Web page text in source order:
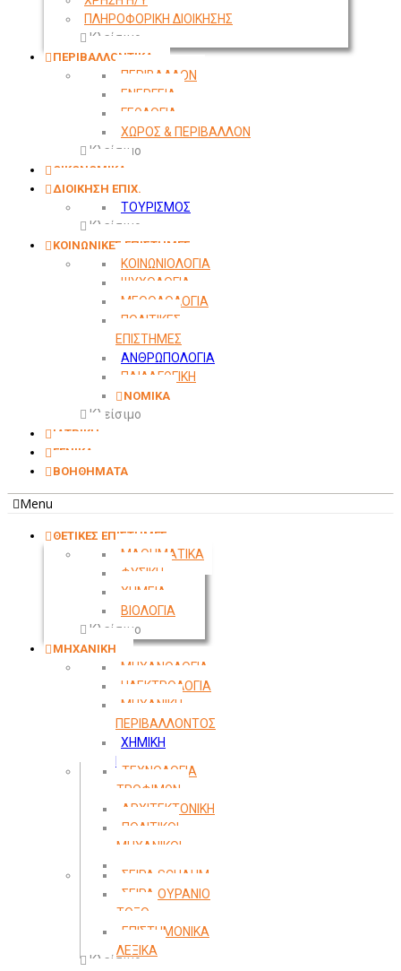
ΠΛΗΡΟΦΟΡΙΚΗ ΔΙΟΙΚΗΣΗΣ
Κλείσιμο
ΠΕΡΙΒΑΛΛΟΝΤΙΚΑ
ΠΕΡΙΒΑΛΛΟΝ
ΕΝΕΡΓΕΙΑ
ΓΕΩΛΟΓΙΑ
ΧΩΡΟΣ & ΠΕΡΙΒΑΛΛΟΝ
Κλείσιμο
ΟΙΚΟΝΟΜΙΚΑ
ΔΙΟΙΚΗΣΗ ΕΠΙΧ.
ΤΟΥΡΙΣΜΟΣ
Κλείσιμο
ΚΟΙΝΩΝΙΚΕΣ ΕΠΙΣΤΗΜΕΣ
ΚΟΙΝΩΝΙΟΛΟΓΙΑ
ΨΥΧΟΛΟΓΙΑ
ΜΕΘΟΔΟΛΟΓΙΑ
ΠΟΛΙΤΙΚΕΣ
ΕΠΙΣΤΗΜΕΣ
ΑΝΘΡΩΠΟΛΟΓΙΑ
ΠΑΙΔΑΓΩΓΙΚΗ
ΝΟΜΙΚΑ
Κλείσιμο
ΙΑΤΡΙΚΗ
ΓΕΝΙΚΑ
ΒΟΗΘΗΜΑΤΑ
Menu
ΘΕΤΙΚΕΣ ΕΠΙΣΤΗΜΕΣ
ΜΑΘΗΜΑΤΙΚΑ
ΦΥΣΙΚΗ
ΧΗΜΕΙΑ
ΒΙΟΛΟΓΙΑ
Κλείσιμο
ΜΗΧΑΝΙΚΗ
ΜΗΧΑΝΟΛΟΓΙΑ
ΗΛΕΚΤΡΟΛΟΓΙΑ
ΜΗΧΑΝΙΚΗ
ΠΕΡΙΒΑΛΛΟΝΤΟΣ
ΧΗΜΙΚΗ
ΤΕΧΝΟΛΟΓΙΑ
ΤΡΟΦΙΜΩΝ
ΑΡΧΙΤΕΚΤΟΝΙΚΗ
ΠΟΛΙΤΙΚΟΙ
ΜΗΧΑΝΙΚΟΙ
ΣΕΙΡΑ SCHAUM
ΣΕΙΡΑ ΟΥΡΑΝΙΟ
ΤΟΞΟ
ΕΠΙΣΤΗΜΟΝΙΚΑ
ΛΕΞΙΚΑ
Κλείσιμο